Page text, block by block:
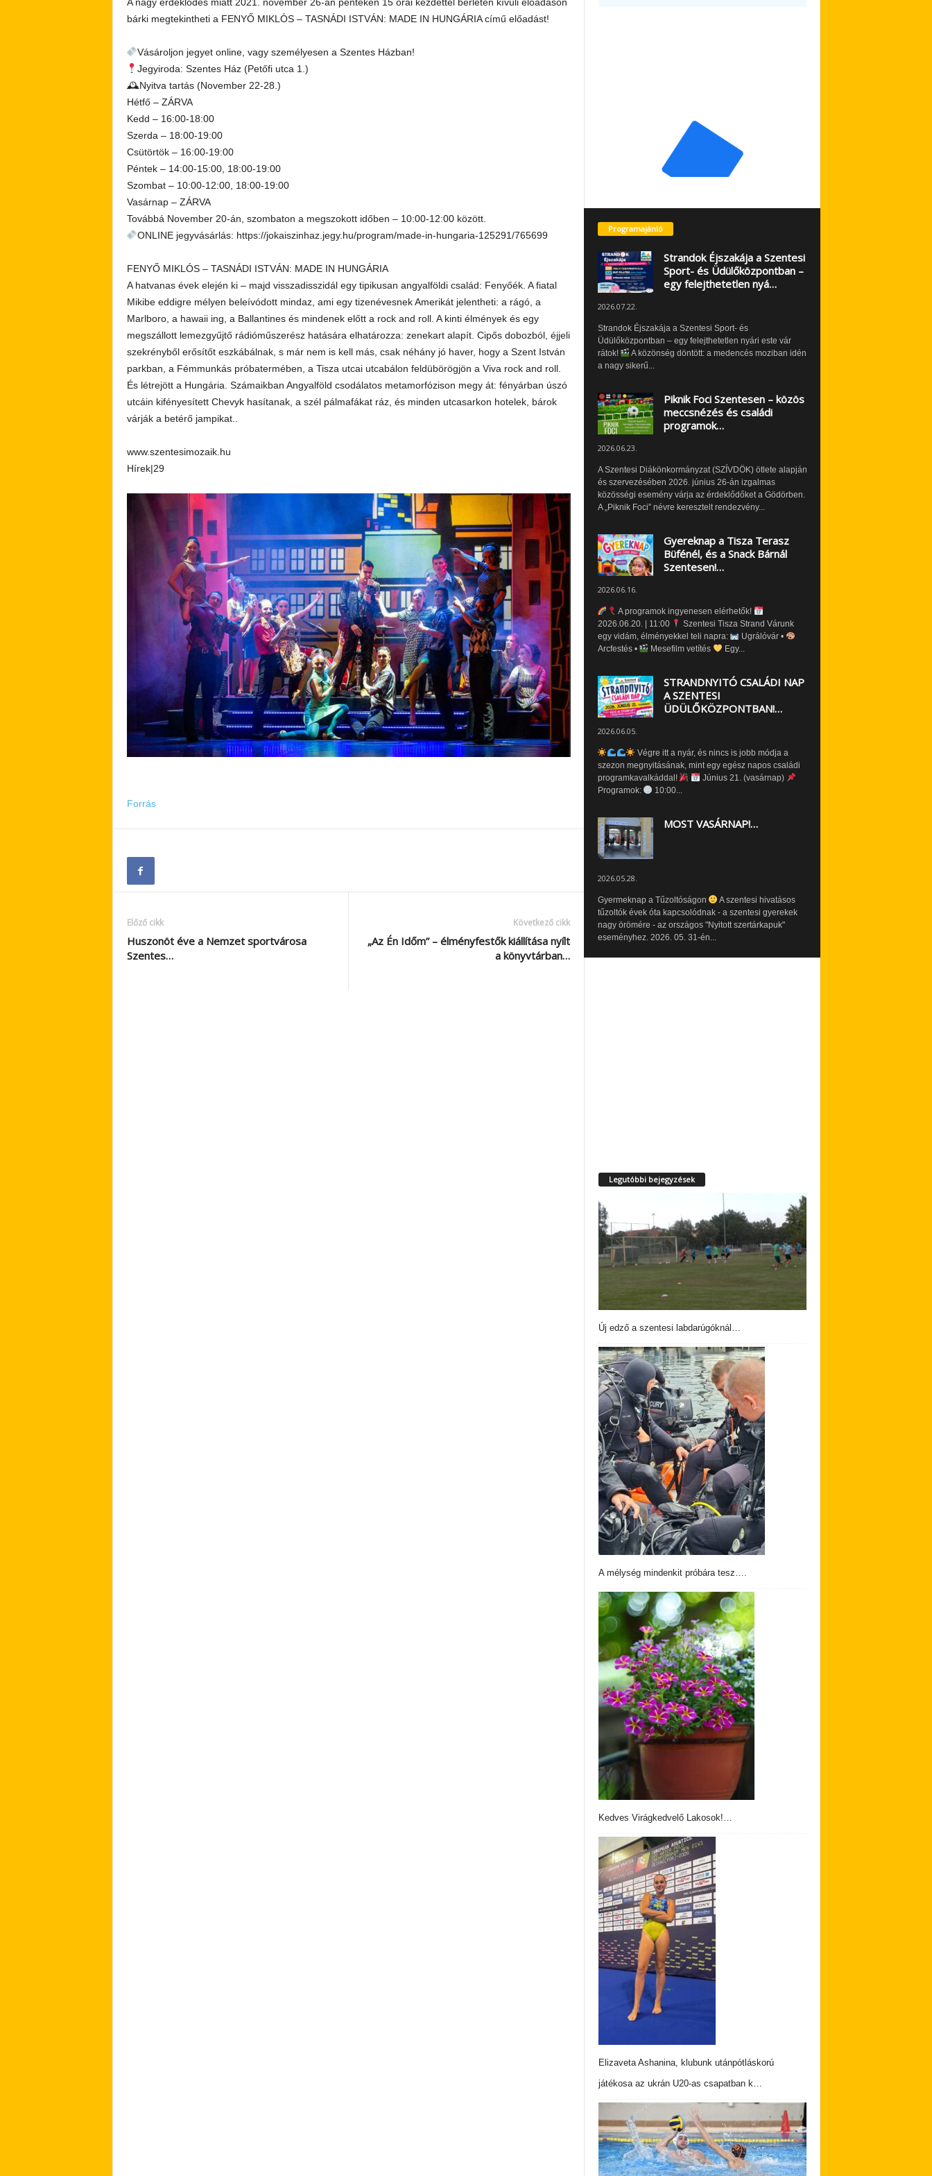
bárki megtekintheti a FENYŐ MIKLÓS – TASNÁDI ISTVÁN: MADE IN HUNGÁRIA című előadást!
Vásároljon jegyet online, vagy személyesen a Szentes Házban!
Jegyiroda: Szentes Ház (Petőfi utca 1.)
🕰Nyitva tartás (November 22-28.)
Hétfő – ZÁRVA
Kedd – 16:00-18:00
Szerda – 18:00-19:00
Csütörtök – 16:00-19:00
Péntek – 14:00-15:00, 18:00-19:00
Szombat – 10:00-12:00, 18:00-19:00
Vasárnap – ZÁRVA
Továbbá November 20-án, szombaton a megszokott időben – 10:00-12:00 között.
ONLINE jegyvásárlás: https://jokaiszinhaz.jegy.hu/program/made-in-hungaria-125291/765699
FENYŐ MIKLÓS – TASNÁDI ISTVÁN: MADE IN HUNGÁRIA
A hatvanas évek elején ki – majd visszadisszidál egy tipikusan angyalföldi család: Fenyőék. A fiatal
Mikibe eddigre mélyen beleívódott mindaz, ami egy tizenévesnek Amerikát jelentheti: a rágó, a
Marlboro, a hawaii ing, a Ballantines és mindenek előtt a rock and roll. A kinti élmények és egy
megszállott lemezgyűjtő rádióműszerész hatására elhatározza: zenekart alapít. Cipős dobozból, éjjeli
szekrényből erősítőt eszkábálnak, s már nem is kell más, csak néhány jó haver, hogy a Szent István
parkban, a Fémmunkás próbatermében, a Tisza utcai utcabálon feldübörögjön a Viva rock and roll.
És létrejött a Hungária. Számaikban Angyalföld csodálatos metamorfózison megy át: fényárban úszó
utcáin kifényesített Chevyk hasítanak, a szél pálmafákat ráz, és minden utcasarkon hotelek, bárok
várják a betérő jampikat..
www.szentesimozaik.hu
Hírek|29
Forrás
Előző cikk
Huszonöt éve a Nemzet sportvárosa
Szentes…
Következő cikk
„Az Én Időm” – élményfestők kiállítása nyílt
a könyvtárban…
Programajánló
Strandok Éjszakája a Szentesi
Sport- és Üdülőközpontban –
egy felejthetetlen nyá…
2026.07.22.
Strandok Éjszakája a Szentesi Sport- és
Üdülőközpontban – egy felejthetetlen nyári este vár
rátok!
A közönség döntött: a medencés moziban idén
a nagy sikerű...
Piknik Foci Szentesen – közös
meccsnézés és családi
programok…
2026.06.23.
A Szentesi Diákönkormányzat (SZÍVDÖK) ötlete alapján
és szervezésében 2026. június 26-án izgalmas
közösségi esemény várja az érdeklődőket a Gödörben.
A „Piknik Foci” névre keresztelt rendezvény...
Gyereknap a Tisza Terasz
Büfénél, és a Snack Bárnál
Szentesen!…
2026.06.16.
A programok ingyenesen elérhetők!
2026.06.20. | 11:00
Szentesi Tisza Strand Várunk
egy vidám, élményekkel teli napra:
Ugrálóvár •
Arcfestés •
Mesefilm vetítés Egy...
STRANDNYITÓ CSALÁDI NAP
A SZENTESI
ÜDÜLŐKÖZPONTBAN!…
2026.06.05.
Végre itt a nyár, és nincs is jobb módja a
szezon megnyitásának, mint egy egész napos családi
programkavalkáddal!
Június 21. (vasárnap)
Programok:
10:00...
MOST VASÁRNAP!…
2026.05.28.
Gyermeknap a Tűzoltóságon
A szentesi hivatásos
tűzoltók évek óta kapcsolódnak - a szentesi gyerekek
nagy örömére - az országos "Nyitott szertárkapuk"
eseményhez. 2026. 05. 31-én...
Legutóbbi bejegyzések
Új edző a szentesi labdarúgóknál…
A mélység mindenkit próbára tesz….
Kedves Virágkedvelő Lakosok!…
Elizaveta Ashanina, klubunk utánpótláskorú
játékosa az ukrán U20-as csapatban k…